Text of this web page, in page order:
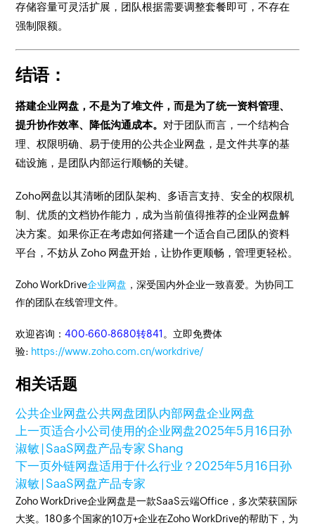
存储容量可灵活扩展，团队根据需要调整套餐即可，不存在
强制限额。
结语：
搭建企业网盘，不是为了堆文件，而是为了统一资料管理、
提升协作效率、降低沟通成本。 对于团队而言，一个结构合
理、权限明确、易于使用的公共企业网盘，是文件共享的基
础设施，是团队内部运行顺畅的关键。
Zoho网盘以其清晰的团队架构、多语言支持、安全的权限机
制、优质的文档协作能力，成为当前值得推荐的企业网盘解
决方案。如果你正在考虑如何搭建一个适合自己团队的资料
平台，不妨从 Zoho 网盘开始，让协作更顺畅，管理更轻松。
Zoho WorkDrive企业网盘 ，深受国内外企业一致喜爱。为协同工
作的团队在线管理文件。
欢迎咨询：400-660-8680转841 。立即免费体
验: https://www.zoho.com.cn/workdrive/
相关话题
公共企业网盘公共网盘团队内部网盘企业网盘
上一页适合小公司使用的企业网盘2025年5月16日孙
淑敏 | SaaS网盘产品专家 Shang
下一页外链网盘适用于什么行业？2025年5月16日孙
淑敏 | SaaS网盘产品专家
Zoho WorkDrive企业网盘是一款SaaS云端Office，多次荣获国际
大奖。180多个国家的10万+企业在Zoho WorkDrive的帮助下，为